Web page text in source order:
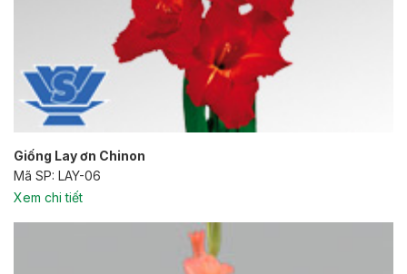
Giống Lay ơn Chinon
Mã SP: LAY-06
Xem chi tiết